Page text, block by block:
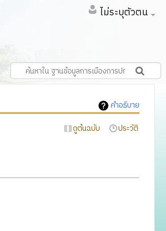
ไม่ระบุตัวตน
คำอธิบาย
ดูต้นฉบับ ประวัติ